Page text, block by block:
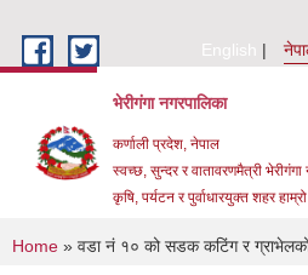
English
भेरीगंगा नगरपालिका
कर्णाली प्रदेश, नेपाल
स्वच्छ, सुन्दर र वातावरणमैत्री भेरीगंगा
कृषि, पर्यटन र पुर्वाधारयुक्त शहर
You are here
Home » वडा नं १० को सडक कटिंग र